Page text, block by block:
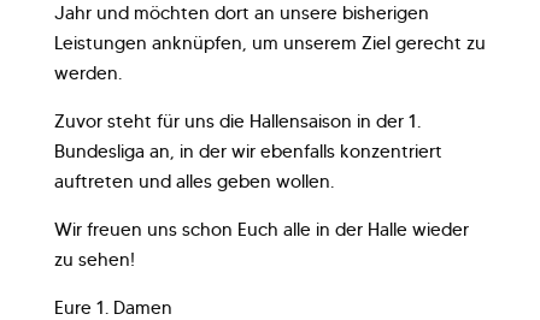
Jahr und möchten dort an unsere bisherigen
Leistungen anknüpfen, um unserem Ziel gerecht zu
werden.
Zuvor steht für uns die Hallensaison in der 1.
Bundesliga an, in der wir ebenfalls konzentriert
auftreten und alles geben wollen.
Wir freuen uns schon Euch alle in der Halle wieder
zu sehen!
Eure 1. Damen